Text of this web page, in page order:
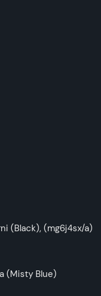
(Black), (mg6j4sx/a)
(Misty Blue)